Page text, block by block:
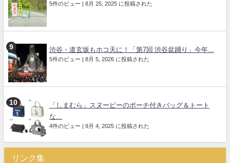
5件のビュー | 8月 25, 2025 に投稿された
渋谷・道玄坂もホコ天に！「第7回 渋谷盆踊り」今年...
5件のビュー | 8月 5, 2026 に投稿された
「しまむら」スヌーピーのポーチ付きバッグ＆トート
な...
4件のビュー | 9月 4, 2025 に投稿された
リンク集